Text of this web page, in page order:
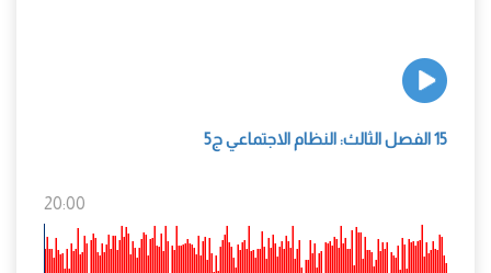
15 الفصل الثالث: النظام الاجتماعي ج5
20:00